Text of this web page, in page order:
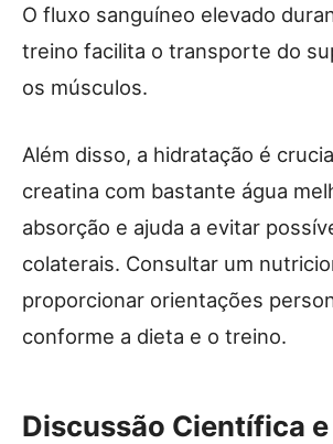
O fluxo sanguíneo elevado
treino facilita o transporte do
os músculos.
Além disso, a hidratação é
creatina com bastante água
absorção e ajuda a evitar
colaterais. Consultar um
proporcionar orientações
conforme a dieta e o treino.
Discussão Científica